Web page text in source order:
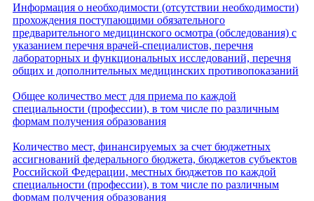
Информация о необходимости (отсутствии необходимости)
прохождения поступающими обязательного
предварительного медицинского осмотра (обследования) с
указанием перечня врачей-специалистов, перечня
лабораторных и функциональных исследований, перечня
общих и дополнительных медицинских противопоказаний
Общее количество мест для приема по каждой
специальности (профессии), в том числе по различным
формам получения образования
Количество мест, финансируемых за счет бюджетных
ассигнований федерального бюджета, бюджетов субъектов
Российской Федерации, местных бюджетов по каждой
специальности (профессии), в том числе по различным
формам получения образования